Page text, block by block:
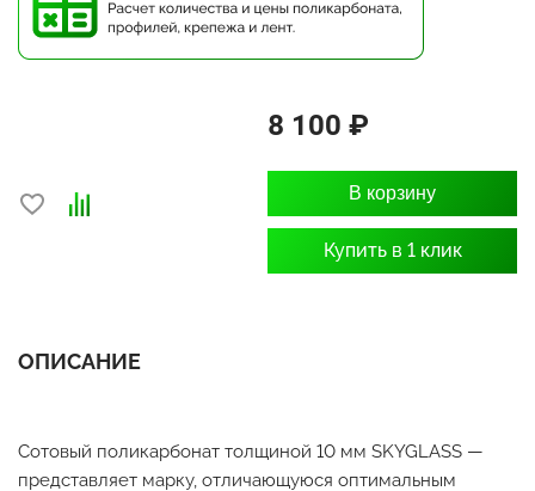
8 100 ₽
В корзину
Купить в 1 клик
ОПИСАНИЕ
Сотовый поликарбонат толщиной 10 мм SKYGLASS —
представляет марку, отличающуюся оптимальным